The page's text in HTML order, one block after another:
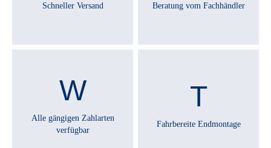
Schneller Versand Beratung vom Fachhändler
Alle gängigen Zahlarten
verfügbar
Fahrbereite Endmontage